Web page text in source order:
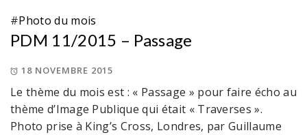
#Photo du mois
PDM 11/2015 – Passage
18 NOVEMBRE 2015
Le thème du mois est : « Passage » pour faire écho au
thème d’Image Publique qui était « Traverses ».
Photo prise à King’s Cross, Londres, par Guillaume